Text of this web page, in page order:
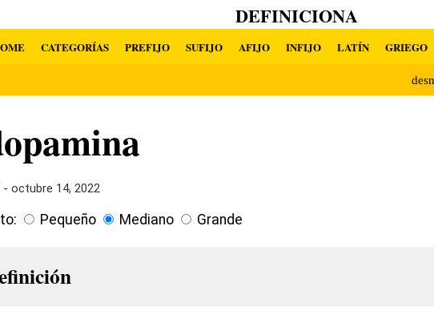
DEFINICIONA
CATEGORÍAS PREFIJO SUFIJO AFIJO INFIJO LATÍN GRIEGO
- octubre 14, 2022
Pequeño Mediano Grande